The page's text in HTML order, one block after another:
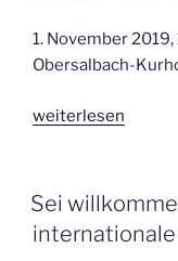
1. November
Obersalbach-
„Nordwärts
und
Klavierwerke
aus
weiterlesen
VERÖFFENTLICHT
AM
Sei